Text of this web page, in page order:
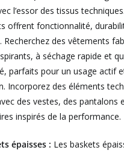
l’essor des tissus
offrent fonctionnalité,
Recherchez des vêtements
à séchage rapide et
parfaits pour un usage actif
Incorporez des éléments
des vestes, des pantalons
inspirés de la performance.
épaisses : Les baskets